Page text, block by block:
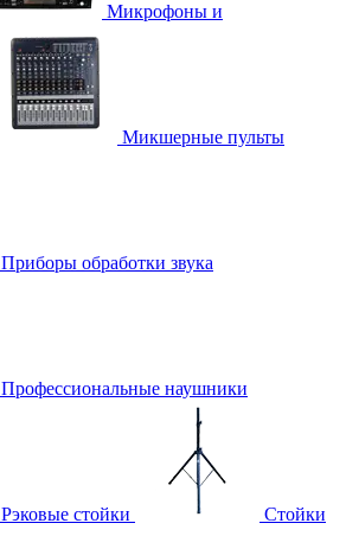
Микрофоны и
Микшерные пульты
Приборы обработки звука
Профессиональные наушники
Рэковые стойки Стойки